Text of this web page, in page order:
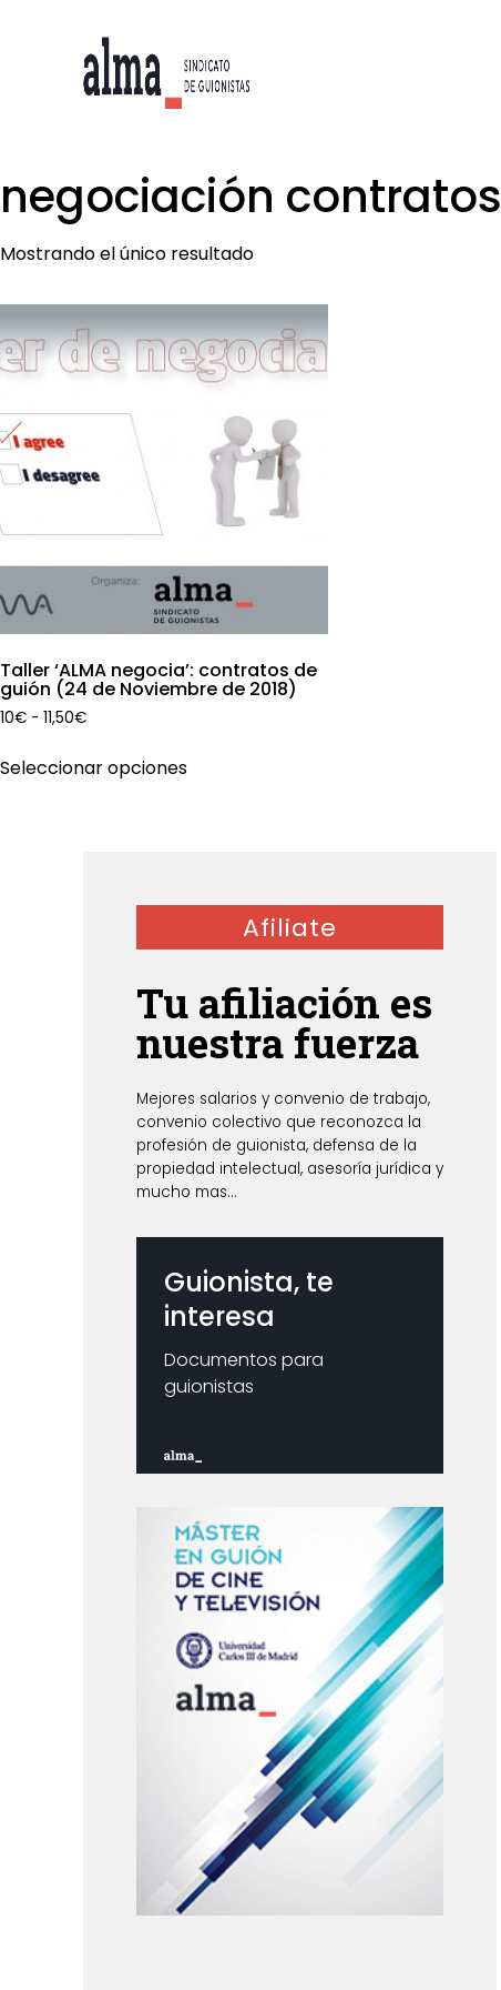
negociación contratos
Mostrando el único resultado
Taller ‘ALMA negocia’: contratos de
guión (24 de Noviembre de 2018)
10€ - 11,50€Rango
precios:
desde
Seleccionar opcionesproducto
opciones
elegir
en
la
de
producto
Afiliate
Tu afiliación es
nuestra fuerza
Mejores salarios y convenio de trabajo,
convenio colectivo que reconozca la
profesión de guionista, defensa de la
propiedad intelectual, asesoría jurídica y
mucho mas...
Guionista, te
interesa
Documentos para
guionistas